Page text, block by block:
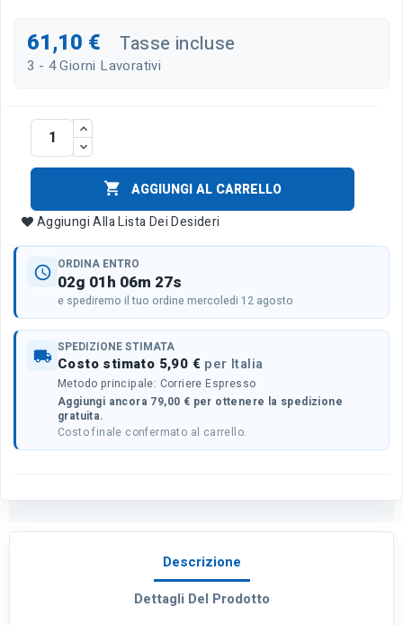
61,10 € Tasse incluse
3 - 4 Giorni Lavorativi

AGGIUNGI AL CARRELLO
Aggiungi Alla Lista Dei Desideri
schedule ORDINA ENTRO
02g 01h 06m 27s
e spediremo il tuo ordine mercoledi 12 agosto
local_shipping SPEDIZIONE STIMATA
Costo stimato 5,90 € per Italia
Metodo principale: Corriere Espresso
Aggiungi ancora 79,00 € per ottenere la spedizione
gratuita.
Costo finale confermato al carrello.
Descrizione
Dettagli Del Prodotto